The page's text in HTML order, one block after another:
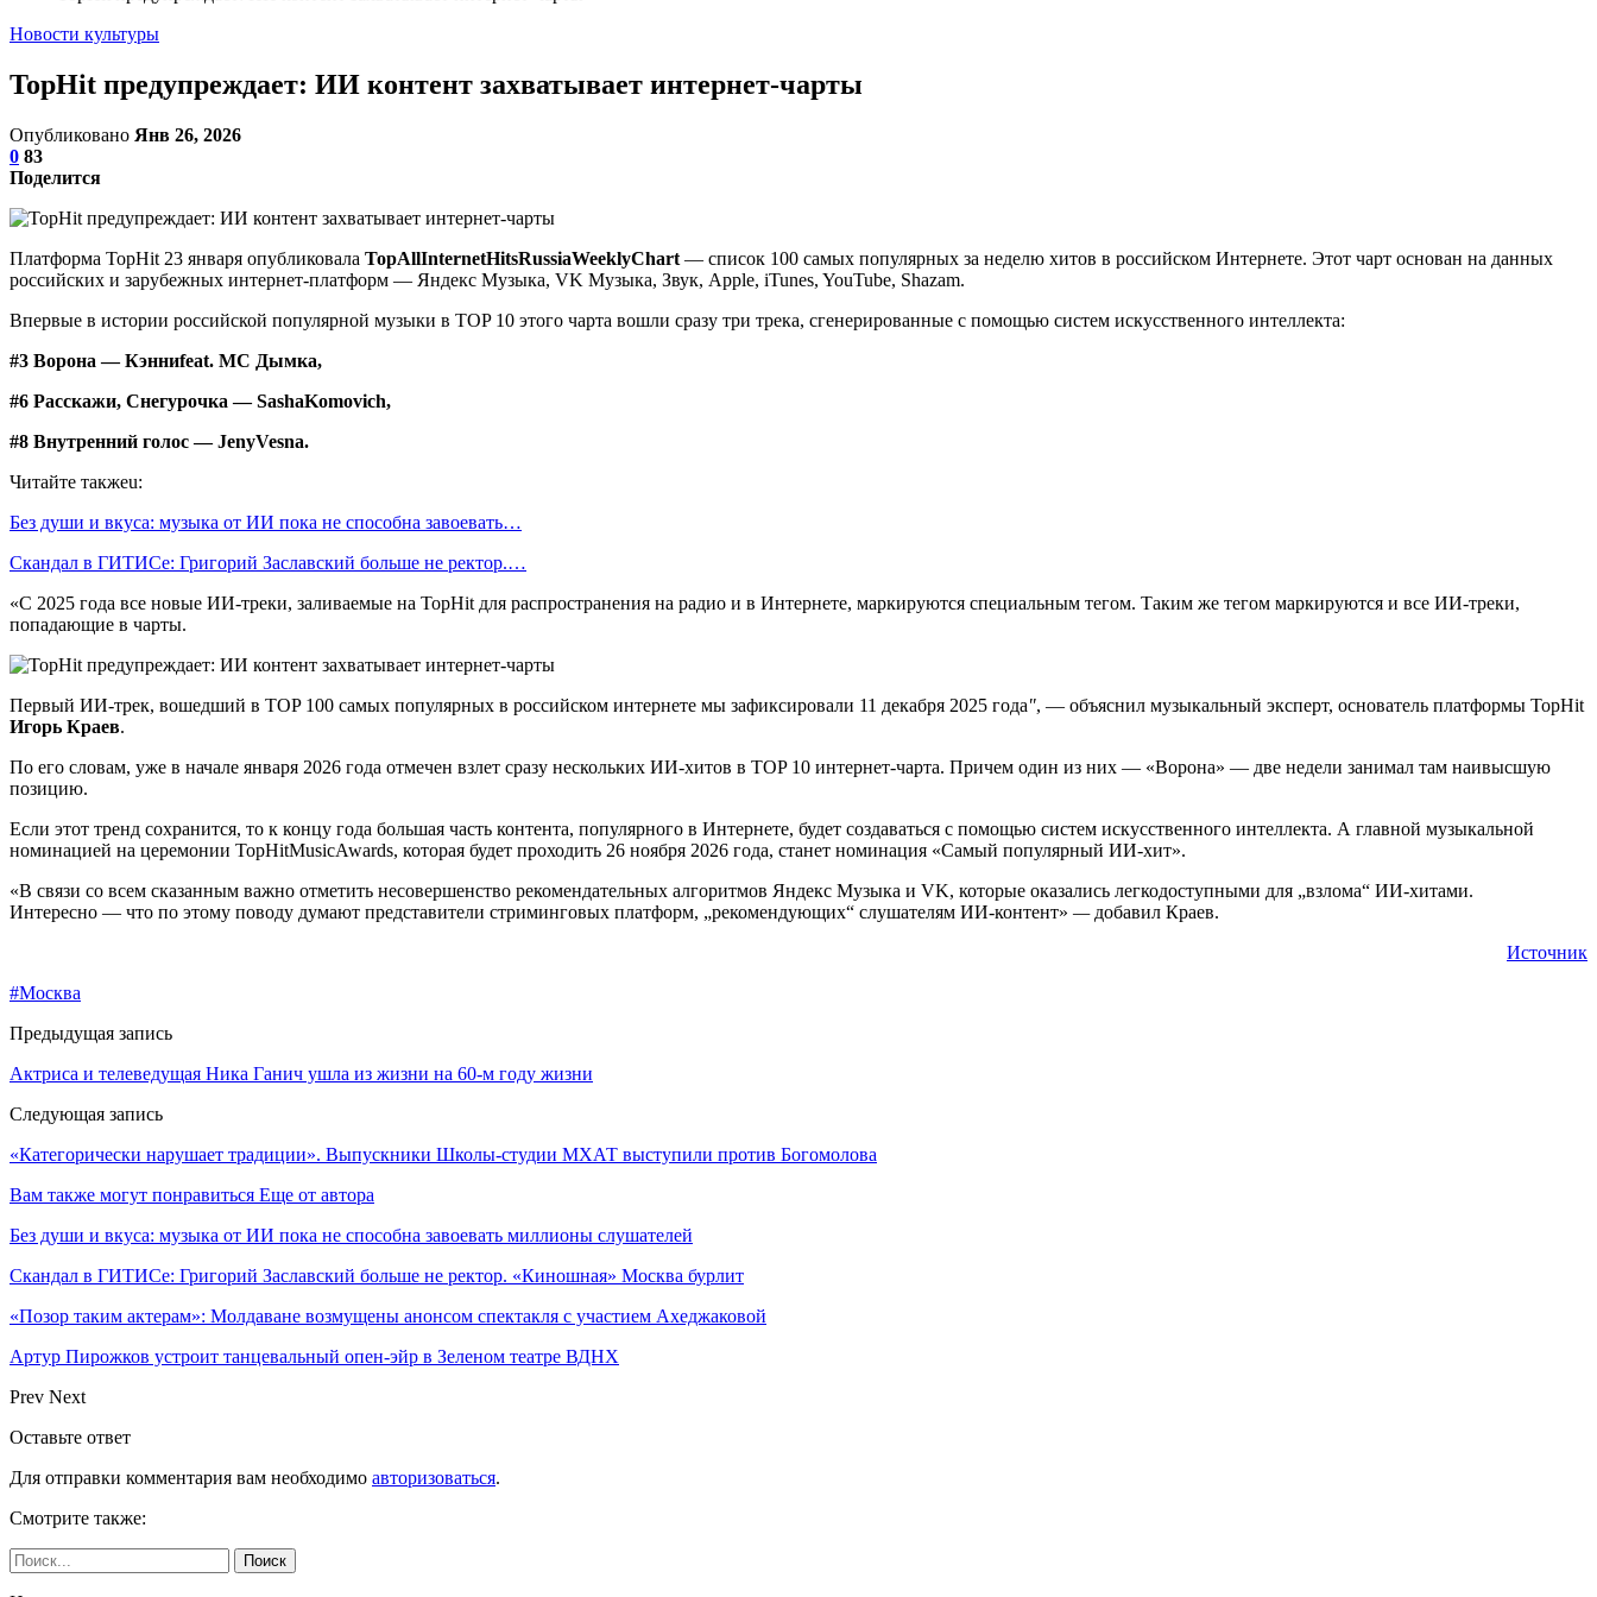
Новости культуры
TopHit предупреждает: ИИ контент захватывает интернет-чарты
Опубликовано Янв 26, 2026
0 83
Поделится
Платформа TopHit 23 января опубликовала TopAllInternetHitsRussiaWeeklyChart — список 100 самых популярных за неделю хитов в российском Интернете. Этот чарт основан на данных
российских и зарубежных интернет-платформ — Яндекс Музыка, VK Музыка, Звук, Apple, iTunes, YouTube, Shazam.
Впервые в истории российской популярной музыки в TOP 10 этого чарта вошли сразу три трека, сгенерированные с помощью систем искусственного интеллекта:
#3 Ворона — Кэнниfeat. МС Дымка,
#6 Расскажи, Снегурочка — SashaKomovich,
#8 Внутренний голос — JenyVesna.
Читайте такжеu:
Без души и вкуса: музыка от ИИ пока не способна завоевать…
Скандал в ГИТИСе: Григорий Заславский больше не ректор.…
«С 2025 года все новые ИИ-треки, заливаемые на TopHit для распространения на радио и в Интернете, маркируются специальным тегом. Таким же тегом маркируются и все ИИ-треки,
попадающие в чарты.
Первый ИИ-трек, вошедший в TOP 100 самых популярных в российском интернете мы зафиксировали 11 декабря 2025 года", — объяснил музыкальный эксперт, основатель платформы TopHit
Игорь Краев.
По его словам, уже в начале января 2026 года отмечен взлет сразу нескольких ИИ-хитов в TOP 10 интернет-чарта. Причем один из них — «Ворона» — две недели занимал там наивысшую
позицию.
Если этот тренд сохранится, то к концу года большая часть контента, популярного в Интернете, будет создаваться с помощью систем искусственного интеллекта. А главной музыкальной
номинацией на церемонии TopHitMusicAwards, которая будет проходить 26 ноября 2026 года, станет номинация «Самый популярный ИИ-хит».
«В связи со всем сказанным важно отметить несовершенство рекомендательных алгоритмов Яндекс Музыка и VK, которые оказались легкодоступными для „взлома“ ИИ-хитами.
Интересно — что по этому поводу думают представители стриминговых платформ, „рекомендующих“ слушателям ИИ-контент» — добавил Краев.
Источник
#Москва
Предыдущая запись
Актриса и телеведущая Ника Ганич ушла из жизни на 60-м году жизни
Следующая запись
«Категорически нарушает традиции». Выпускники Школы-студии МХАТ выступили против Богомолова
Вам также могут понравиться Еще от автора
Без души и вкуса: музыка от ИИ пока не способна завоевать миллионы слушателей
Скандал в ГИТИСе: Григорий Заславский больше не ректор. «Киношная» Москва бурлит
«Позор таким актерам»: Молдаване возмущены анонсом спектакля с участием Ахеджаковой
Артур Пирожков устроит танцевальный опен-эйр в Зеленом театре ВДНХ
Prev Next
Оставьте ответ
Для отправки комментария вам необходимо авторизоваться.
Смотрите также: